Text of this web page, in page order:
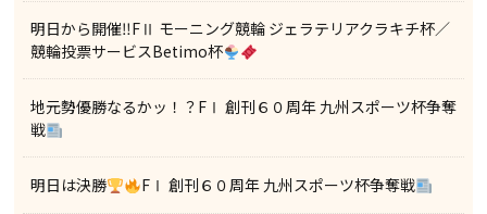
明日から開催‼FⅡ モーニング競輪 ジェラテリアクラキチ杯／
競輪投票サービスBetimo杯
地元勢優勝なるかッ！？FⅠ 創刊６０周年 九州スポーツ杯争奪
戦
明日は決勝 FⅠ 創刊６０周年 九州スポーツ杯争奪戦